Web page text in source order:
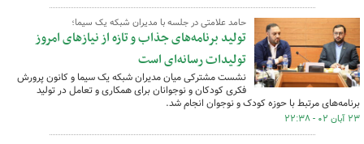
حامد علامتی در جلسه با مدیران شبکه یک سیما؛
تولید برنامه‌های جذاب و تازه از نیازهای امروز
تولیدات رسانه‌ای است
نشست مشترکی میان مدیران شبکه یک سیما و کانون پرورش
فکری کودکان و نوجوانان برای همکاری و تعامل در تولید
برنامه‌های مرتبط با حوزه کودک و نوجوان انجام شد.
۲۳ آبان ۰۲ - ۲۲:۳۸